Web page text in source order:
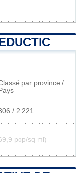
par province /
/ 2 221
pop/sq mi)